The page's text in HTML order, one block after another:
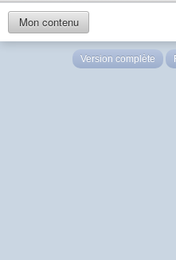
Mon contenu
Version complète